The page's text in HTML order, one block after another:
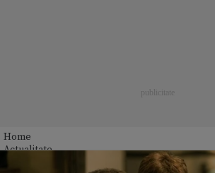
Home
Actualitate